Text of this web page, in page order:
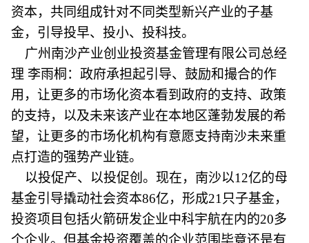
资本，共同组成针对不同类型新兴产业的子基
金，引导投早、投小、投科技。
广州南沙产业创业投资基金管理有限公司总经
理 李雨桐：政府承担起引导、鼓励和撮合的作
用，让更多的市场化资本看到政府的支持、政策
的支持，以及未来该产业在本地区蓬勃发展的希
望，让更多的市场化机构有意愿支持南沙未来重
点打造的强势产业链。
以投促产、以投促创。现在，南沙以12亿的母
基金引导撬动社会资本86亿，形成21只子基金，
投资项目包括火箭研发企业中科宇航在内的20多
个企业。但基金投资覆盖的企业范围毕竟还是有